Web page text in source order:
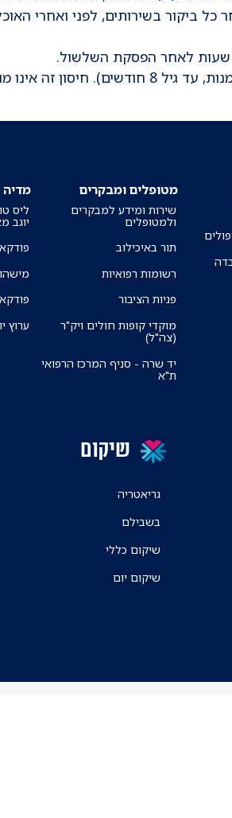
כל ביקור בשירותים, לפני ואחרי
חיסון לנגיף הרוטה ניתן במסגרת טיפת חלב לכלל
מטופלים ומבקרים
שירות ומידע למבקרים
ולמטופלים
תור באיכילוב
רשומות רפואיות
פניות הציבור
מוקדי קופות חולים ויק"ר
(צה"ל)
יד שרה - סניף המרכז הרפואי
ת"א
מדיה
ליס
יוגב
ערוץ
שיקום
גריאטריה
בשבילם
שיקום כללי
שיקום יום